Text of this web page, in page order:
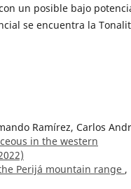
un posible bajo
se encuentra la
Ramírez, Carlos
in the western
Perijá mountain range ,